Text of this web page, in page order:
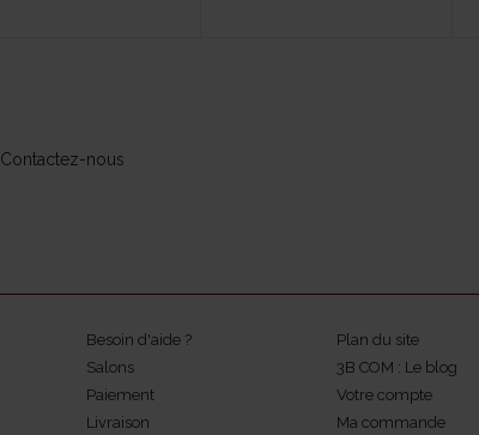
Contactez-nous
Besoin d'aide ?
Salons
Paiement
Livraison
Plan du site
3B COM : Le blog
Votre compte
Ma commande